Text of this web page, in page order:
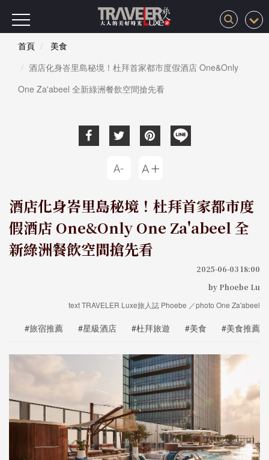
首頁
美食
酒店化身峇里島秘境！杜拜首家都市度假酒店 One&Only
One Za'abeel 全新綠洲餐飲空間搶先看
酒店化身峇里島秘境！杜拜首家都市度
假酒店 One&Only One Za'abeel 全
新綠洲餐飲空間搶先看
2025-06-03 18:00
by Phoebe Lu
text TRAVELER Luxe旅人誌 Phoebe ／photo One Za'abeel
#旅宿推薦 #星級酒店 #杜拜旅遊 #美食 #美食推薦